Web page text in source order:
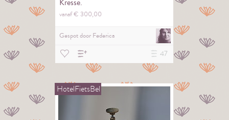
Kresse.
vanaf € 300,00
Gespot door Federica
47
HotelFietsBel